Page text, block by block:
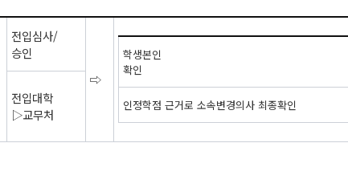
전입심사/
​승인
⇨
학생본인
확인
인정학점 근거로 소속변경의사 최종확인
전입대학
▷교무처